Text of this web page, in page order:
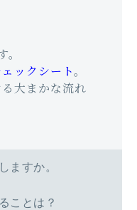
ックシート。
大まかな流れ
ますか。
ことは？